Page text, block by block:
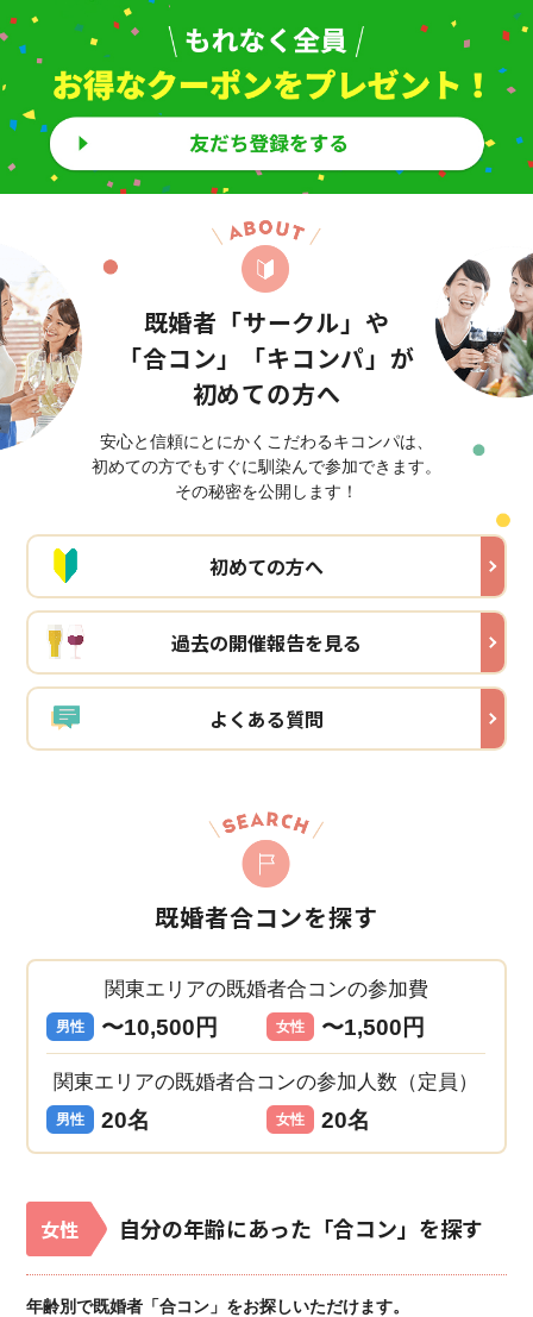
既婚者「サークル」や
「合コン」
「キコンパ」が
初めての方へ
安心と信頼にとにかくこだわるキコンパは、
初めての方でもすぐに馴染んで参加できます。
その秘密を公開します！
初めての方へ
過去の開催報告を見る
よくある質問
既婚者合コンを探す
関東エリアの既婚者合コンの参加費
男性 〜10,500円 女性 〜1,500円
関東エリアの既婚者合コンの参加人数（定員）
男性 20名 女性 20名
女性 自分の年齢にあった「合コン」を探す
年齢別で既婚者「合コン」をお探しいただけます。